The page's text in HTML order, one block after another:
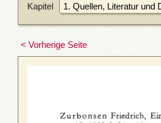
Kapitel
< Vorherige Seite